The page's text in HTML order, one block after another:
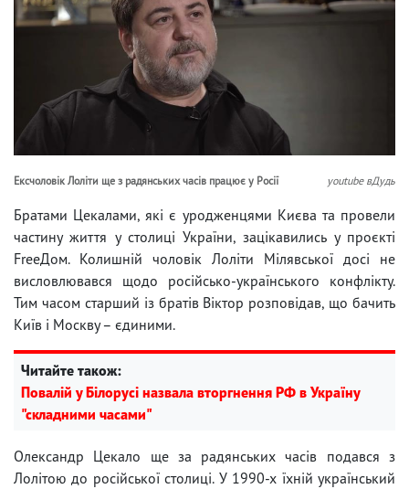
Ексчоловік Лоліти ще з радянських часів працює у Росії youtube вДудь
Братами Цекалами, які є уродженцями Києва та провели
частину життя у столиці України, зацікавились у проєкті
FreeДом. Колишній чоловік Лоліти Мілявської досі не
висловлювався щодо російсько-українського конфлікту.
Тим часом старший із братів Віктор розповідав, що бачить
Київ і Москву – єдиними.
Читайте також:
Повалій у Білорусі назвала вторгнення РФ в Україну
"складними часами"
Олександр Цекало ще за радянських часів подався з
Лолітою до російської столиці. У 1990-х їхній український